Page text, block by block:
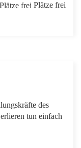
Plätze frei
des
tun einfach